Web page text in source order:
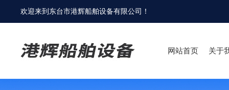
欢迎来到 东台市港辉船舶设备有限公司 ！
网站首页 关于